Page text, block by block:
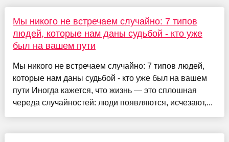
Мы никого не встречаем случайно: 7 типов
людей, которые нам даны судьбой - кто уже
был на вашем пути
Мы никого не встречаем случайно: 7 типов людей,
которые нам даны судьбой - кто уже был на вашем
пути Иногда кажется, что жизнь — это сплошная
череда случайностей: люди появляются, исчезают,...